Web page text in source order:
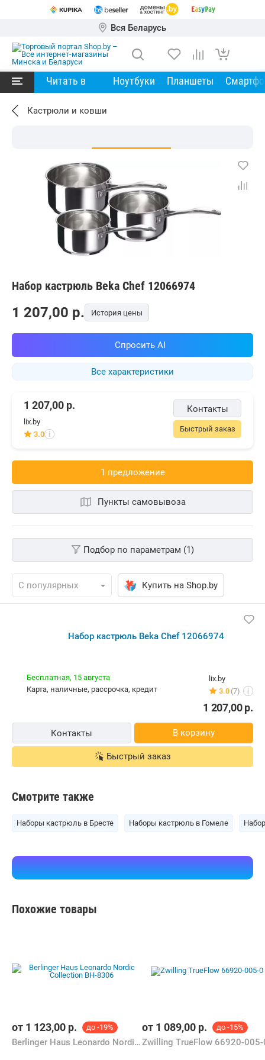
Вся Беларусь
Читать в Ноутбуки Планшеты
Кастрюли и ковши
Набор кастрюль Beka Chef 12066974
Все характеристики
1 207,00 p. История цены
Спросить AI
Контакты
Быстрый заказ
1 207,00 р.
lix.by
3.0 i
1 предложениe
Пункты самовывоза
Подбор по параметрам (1)
Купить на Shop.by
Набор кастрюль Beka Chef 12066974
lix.by
3.0 (7) i
Бесплатная, 15 августа
карта, наличные, рассрочка, кредит
1 207,00р.
Контакты В корзину
Быстрый заказ
Смотрите также
Наборы кастрюль в Бресте Наборы кастрюль в Гомеле
Похожие товары
от 1 123,00 р. до -19%
Berlinger Haus Leonardo Nordic Collection BH-8306
от 1 089,00 р. до -15%
Zwilling TrueFlow 66920-